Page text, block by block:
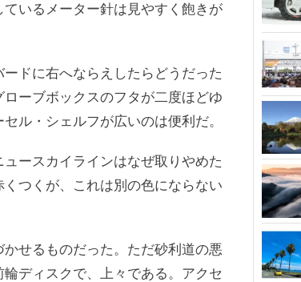
いるメーター針は見やすく飽きが
ドに右へならえしたらどうだった
ーブボックスのフタが二度ほどゆ
ル・シェルフが広いのは便利だ。
ースカイラインはなぜ取りやめた
つくが、これは別の色にならない
せるものだった。ただ砂利道の悪
ディスクで、上々である。アクセ